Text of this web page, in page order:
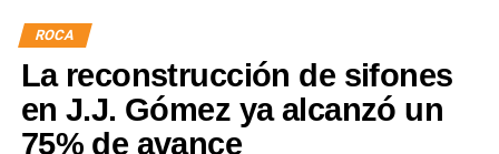
ROCA
La reconstrucción de sifones
en J.J. Gómez ya alcanzó un
75% de avance